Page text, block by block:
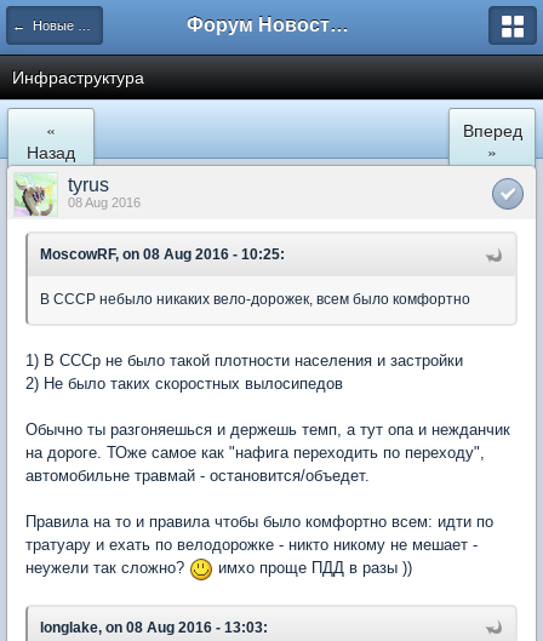
← Новые Водники Форум Новостройки
Инфраструктура
«
Назад
Вперед
»
tyrus
08 Aug 2016
MoscowRF, on 08 Aug 2016 - 10:25:
В СССР небыло никаких вело-дорожек, всем было комфортно
1) В СССр не было такой плотности населения и застройки
2) Не было таких скоростных вылосипедов
Обычно ты разгоняешься и держешь темп, а тут опа и нежданчик
на дороге. ТОже самое как "нафига переходить по переходу",
автомобильне травмай - остановится/объедет.
Правила на то и правила чтобы было комфортно всем: идти по
тратуару и ехать по велодорожке - никто никому не мешает -
неужели так сложно?
имхо проще ПДД в разы ))
longlake, on 08 Aug 2016 - 13:03: